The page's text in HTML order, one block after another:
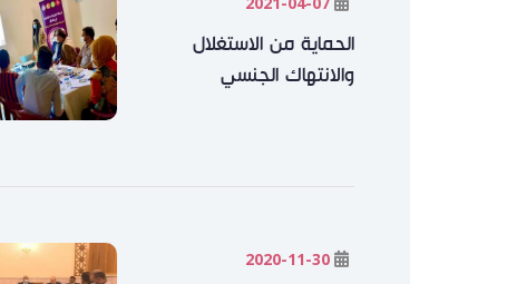
الحماية من الاستغلال
والانتهاك الجنسي